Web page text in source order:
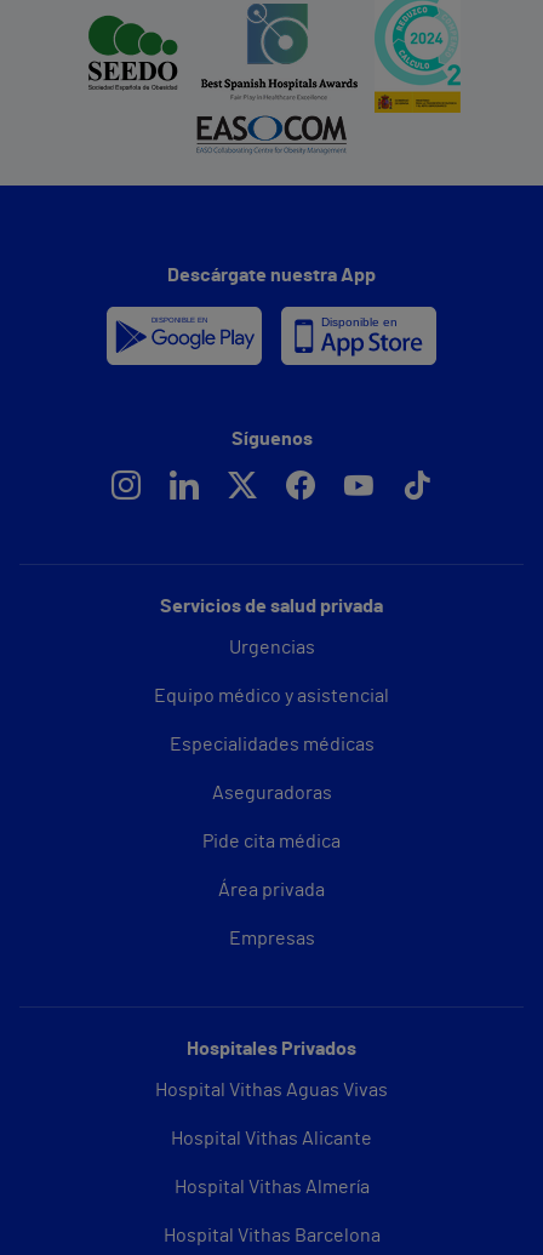
Servicios de salud privada
Urgencias
Equipo médico y asistencial
Especialidades médicas
Aseguradoras
Pide cita médica
Área privada
Empresas
Hospitales Privados
Hospital Vithas Aguas Vivas
Hospital Vithas Alicante
Hospital Vithas Almería
Hospital Vithas Barcelona
Descárgate nuestra App
Síguenos